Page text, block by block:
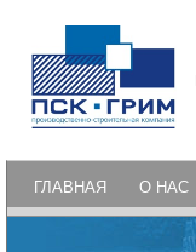
ГЛАВНАЯ О НАС